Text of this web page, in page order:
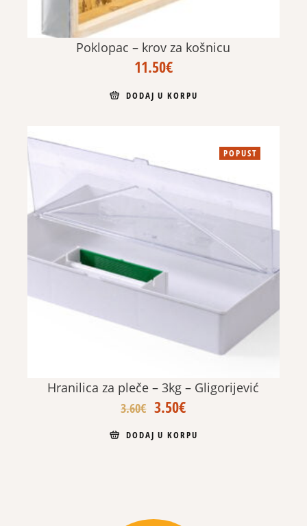
Poklopac – krov za košnicu
11.50€
DODAJ U KORPU
POPUST
Hranilica za pleče – 3kg – Gligorijević
3.60€ Original
price
was:
3.50€Current
price
is:
DODAJ U KORPU